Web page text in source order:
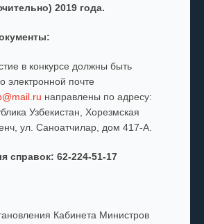
2019 года.
в конкурсе должны быть
электронной почте
направлены по адресу:
Узбекистан, Хорезмская
ул. Саноатчилар, дом 417-А.
справок: 62-224-51-17
Кабинета Министров